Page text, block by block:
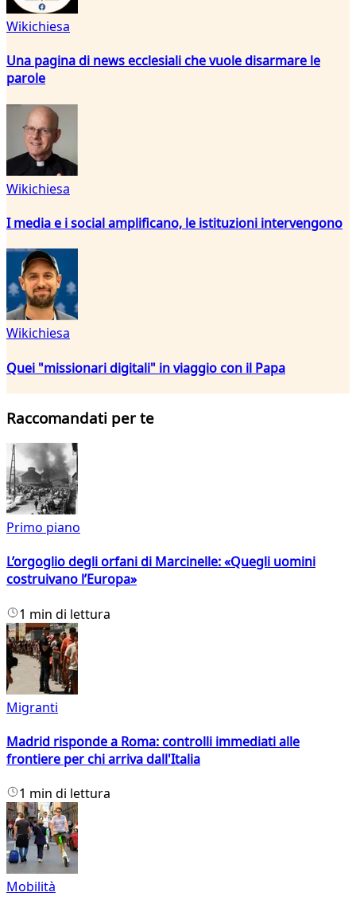
Wikichiesa
Una pagina di news ecclesiali che vuole disarmare le
parole
Wikichiesa
I media e i social amplificano, le istituzioni intervengono
Wikichiesa
Quei "missionari digitali" in viaggio con il Papa
Raccomandati per te
Primo piano
L’orgoglio degli orfani di Marcinelle: «Quegli uomini
costruivano l’Europa»
1 min di lettura
Migranti
Madrid risponde a Roma: controlli immediati alle
frontiere per chi arriva dall'Italia
1 min di lettura
Mobilità